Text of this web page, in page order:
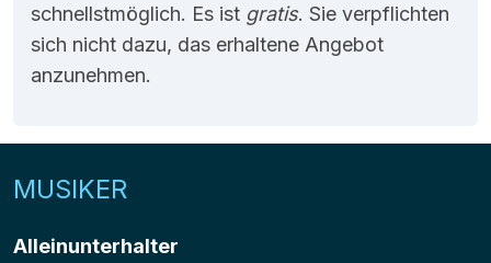
schnellstmöglich. Es ist gratis. Sie verpflichten
sich nicht dazu, das erhaltene Angebot
anzunehmen.
MUSIKER
Alleinunterhalter